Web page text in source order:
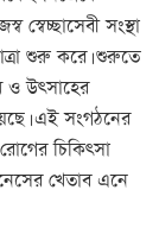
সংস্থা
শুরু করে। শুরুতে
উৎসাহের
এই সংগঠনের
চিকিৎসা
খেতাব এনে